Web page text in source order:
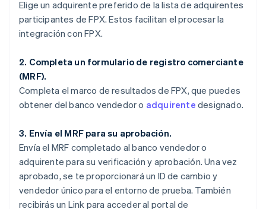
Elige un adquirente preferido de la lista de adquirentes
participantes de FPX. Estos facilitan el procesar la
integración con FPX.
2. Completa un formulario de registro comerciante
(MRF).
Completa el marco de resultados de FPX, que puedes
obtener del banco vendedor o adquirente designado.
3. Envía el MRF para su aprobación.
Envía el MRF completado al banco vendedor o
adquirente para su verificación y aprobación. Una vez
aprobado, se te proporcionará un ID de cambio y
vendedor único para el entorno de prueba. También
recibirás un Link para acceder al portal de